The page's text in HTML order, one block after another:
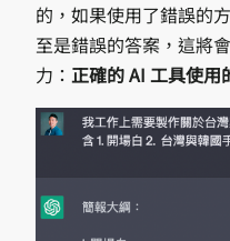
的，如果使用了錯誤的
至是錯誤的答案，這將
力： 正確的 AI 工具使用